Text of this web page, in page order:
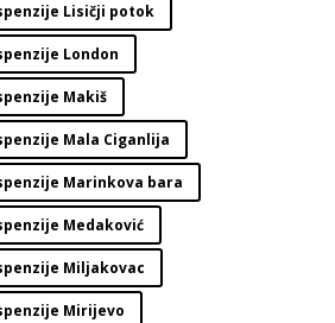
Lisičji potok
London
Makiš
Mala Ciganlija
Marinkova bara
Medaković
Miljakovac
Mirijevo